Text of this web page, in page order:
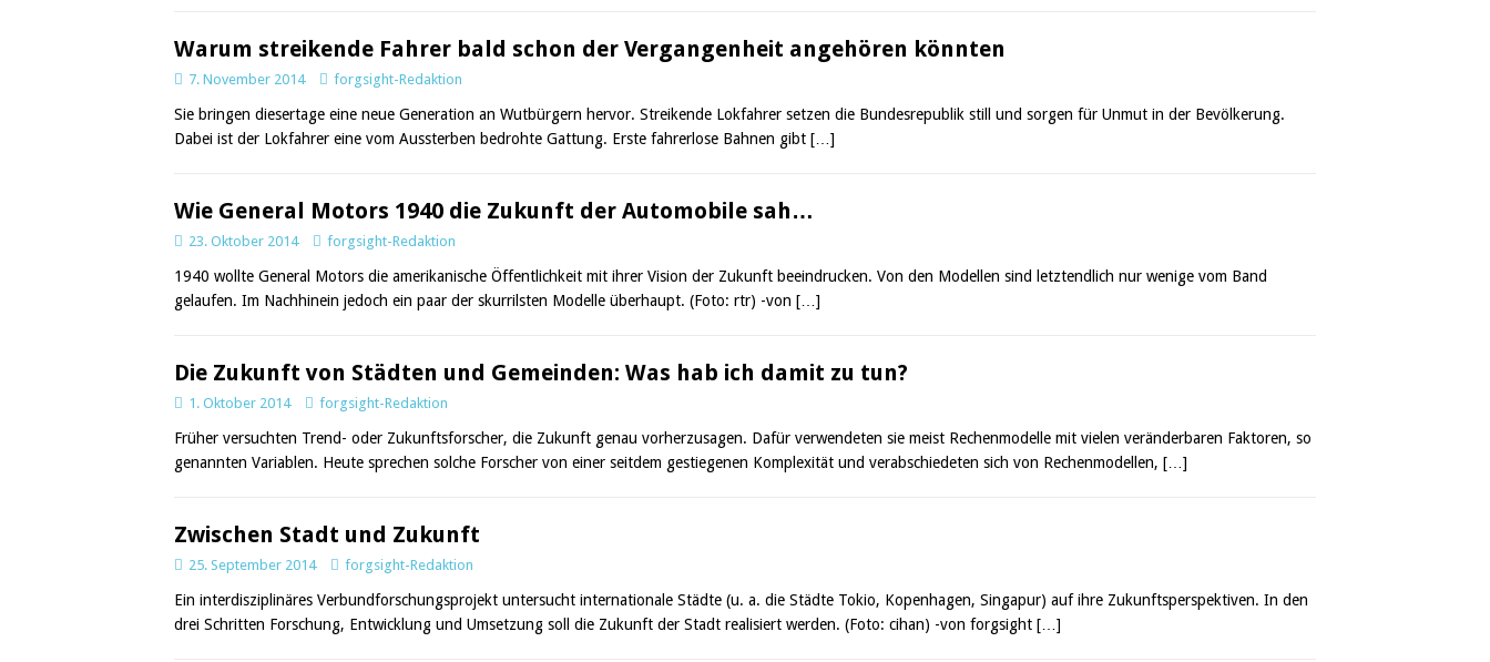
Warum streikende Fahrer bald schon der Vergangenheit angehören könnten
7. November 2014 forgsight-Redaktion
Sie bringen diesertage eine neue Generation an Wutbürgern hervor. Streikende Lokfahrer setzen die Bundesrepublik still und sorgen für Unmut in der Bevölkerung.
Dabei ist der Lokfahrer eine vom Aussterben bedrohte Gattung. Erste fahrerlose Bahnen gibt […]
Wie General Motors 1940 die Zukunft der Automobile sah…
23. Oktober 2014 forgsight-Redaktion
1940 wollte General Motors die amerikanische Öffentlichkeit mit ihrer Vision der Zukunft beeindrucken. Von den Modellen sind letztendlich nur wenige vom Band
gelaufen. Im Nachhinein jedoch ein paar der skurrilsten Modelle überhaupt. (Foto: rtr) -von […]
Die Zukunft von Städten und Gemeinden: Was hab ich damit zu tun?
1. Oktober 2014 forgsight-Redaktion
Früher versuchten Trend- oder Zukunftsforscher, die Zukunft genau vorherzusagen. Dafür verwendeten sie meist Rechenmodelle mit vielen veränderbaren Faktoren, so
genannten Variablen. Heute sprechen solche Forscher von einer seitdem gestiegenen Komplexität und verabschiedeten sich von Rechenmodellen, […]
Zwischen Stadt und Zukunft
25. September 2014 forgsight-Redaktion
Ein interdisziplinäres Verbundforschungsprojekt untersucht internationale Städte (u. a. die Städte Tokio, Kopenhagen, Singapur) auf ihre Zukunftsperspektiven. In den
drei Schritten Forschung, Entwicklung und Umsetzung soll die Zukunft der Stadt realisiert werden. (Foto: cihan) -von forgsight […]